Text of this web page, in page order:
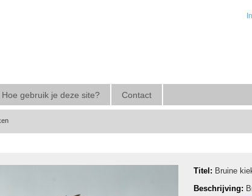
Hoe gebruik je deze site? Contact
Titel: Bruine
Beschrijving: